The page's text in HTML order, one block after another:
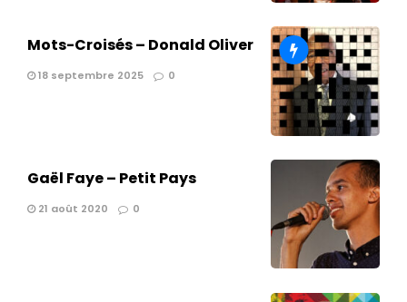
Mots-Croisés – Donald Oliver
18 septembre 2025 0
Gaël Faye – Petit Pays
21 août 2020 0